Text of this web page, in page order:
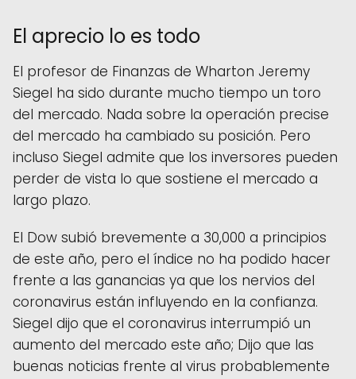
El aprecio lo es todo
El profesor de Finanzas de Wharton Jeremy
Siegel ha sido durante mucho tiempo un toro
del mercado. Nada sobre la operación precise
del mercado ha cambiado su posición. Pero
incluso Siegel admite que los inversores pueden
perder de vista lo que sostiene el mercado a
largo plazo.
El Dow subió brevemente a 30,000 a principios
de este año, pero el índice no ha podido hacer
frente a las ganancias ya que los nervios del
coronavirus están influyendo en la confianza.
Siegel dijo que el coronavirus interrumpió un
aumento del mercado este año; Dijo que las
buenas noticias frente al virus probablemente